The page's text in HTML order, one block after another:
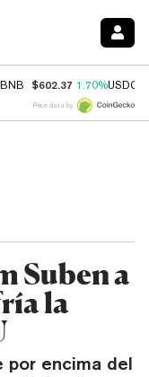
BNB $602.37 1.70%USDC
Price data by
Suben a
la
por encima del